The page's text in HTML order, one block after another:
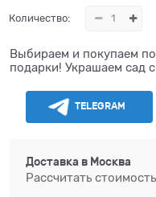
Количество:
Выбираем и покупаем
подарки! Украшаем сад
TELEGRAM
Доставка в Москва
Рассчитать